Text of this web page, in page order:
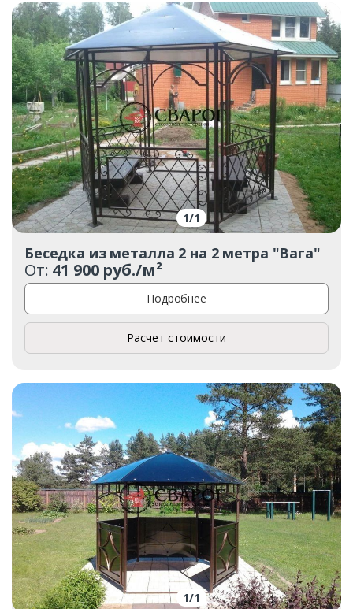
1/1
Беседка из металла 2 на 2 метра "Вага"
От: 41 900 руб./м²
Подробнее
Расчет стоимости
1/1